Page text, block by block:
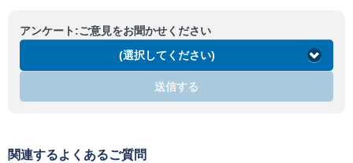
アンケート:ご意見をお聞かせください
(選択してください)
送信する
関連するよくあるご質問